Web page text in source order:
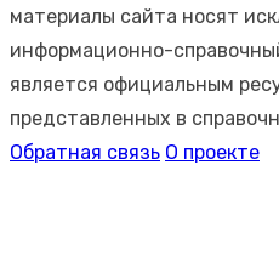
материалы сайта носят
информационно-
является официальным
представленных в
Обратная связь О проекте